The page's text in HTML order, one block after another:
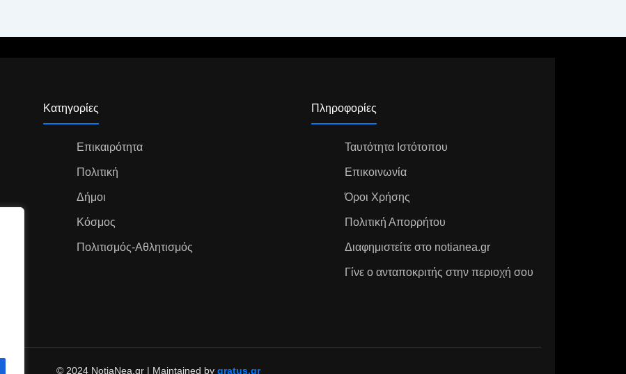
Κατηγορίες
Επικαιρότητα
Πολιτική
Δήμοι
Κόσμος
Πολιτισμός-Αθλητισμός
Πληροφορίες
Ταυτότητα Ιστότοπου
Επικοινωνία
Όροι Χρήσης
Πολιτική Απορρήτου
Διαφημιστείτε στο notianea.gr
Γίνε ο ανταποκριτής στην περιοχή σου
© 2024 NotiaNea.gr | Maintained by gratus.gr